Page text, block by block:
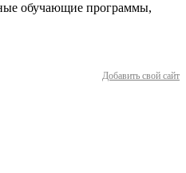
обучающие программы,
Добавить свой сайт